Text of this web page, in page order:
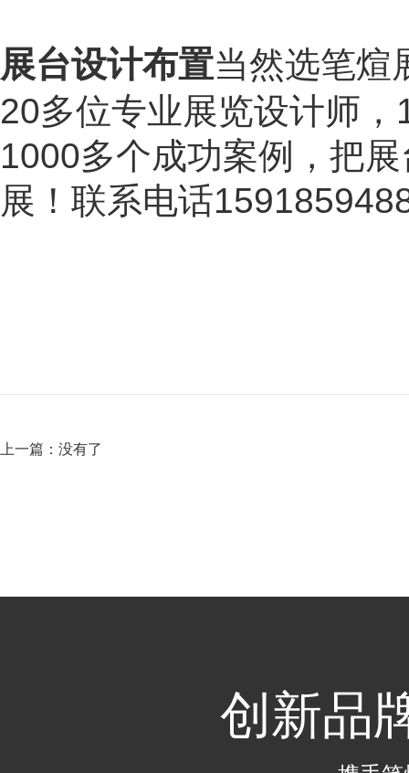
展台设计布置当然选笔煊
20多位专业展览设计师，
1000多个成功案例，把
展！联系电话
上一篇：没有了
创新品